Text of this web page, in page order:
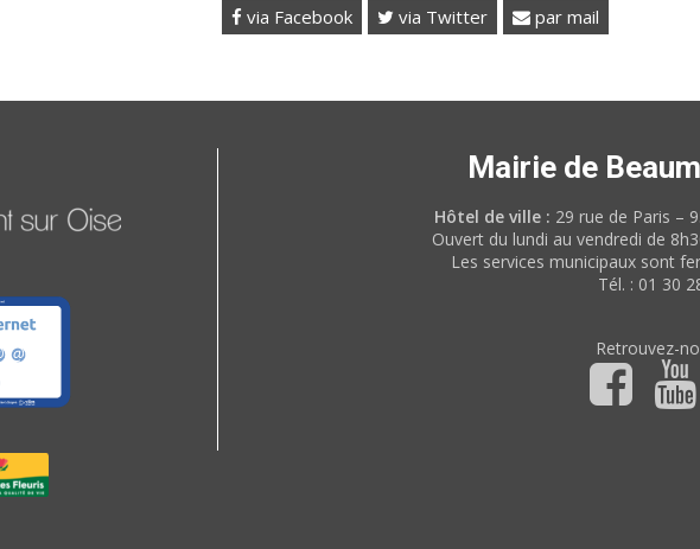
via Facebook via Twitter par mail
Mairie de
Hôtel de ville : 29 rue de Paris –
Ouvert du lundi au vendredi de
Les services municipaux sont
Tél. : 01 30
Retrouvez-